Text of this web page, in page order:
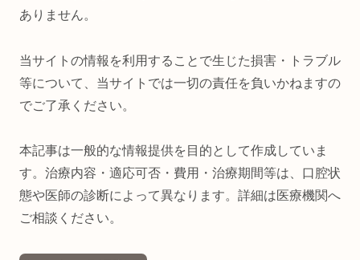
ありません。
当サイトの情報を利用することで生じた損害・トラブル
等について、当サイトでは一切の責任を負いかねますの
でご了承ください。
本記事は一般的な情報提供を目的として作成していま
す。治療内容・適応可否・費用・治療期間等は、口腔状
態や医師の診断によって異なります。詳細は医療機関へ
ご相談ください。